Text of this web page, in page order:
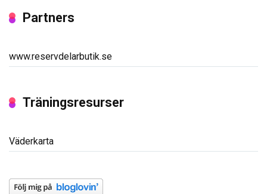
Partners
www.reservdelarbutik.se
Träningsresurser
Väderkarta